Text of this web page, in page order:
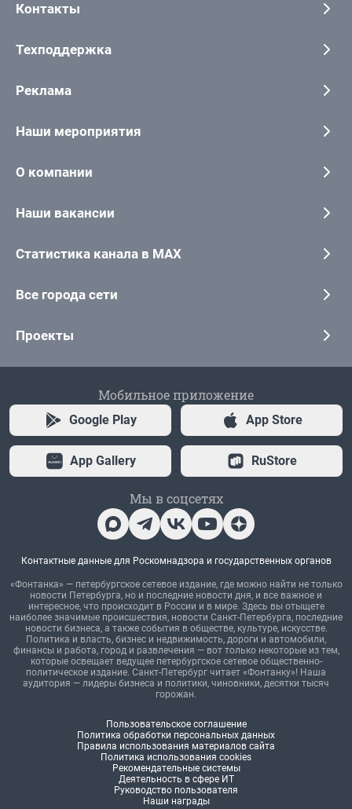
Контакты
Техподдержка
Реклама
Наши мероприятия
О компании
Наши вакансии
Статистика канала в MAX
Все города сети
Проекты
Мобильное приложение
Google Play App Store
App Gallery RuStore
Мы в соцсетях
Контактные данные для Роскомнадзора и государственных органов
«Фонтанка» — петербургское сетевое издание, где можно найти не только
новости Петербурга, но и последние новости дня, и все важное и
интересное, что происходит в России и в мире. Здесь вы отыщете
наиболее значимые происшествия, новости Санкт-Петербурга, последние
новости бизнеса, а также события в обществе, культуре, искусстве.
Политика и власть, бизнес и недвижимость, дороги и автомобили,
финансы и работа, город и развлечения — вот только некоторые из тем,
которые освещает ведущее петербургское сетевое общественно-
политическое издание. Санкт-Петербург читает «Фонтанку»! Наша
аудитория — лидеры бизнеса и политики, чиновники, десятки тысяч
горожан.
Пользовательское соглашение
Политика обработки персональных данных
Правила использования материалов сайта
Политика использования cookies
Рекомендательные системы
Деятельность в сфере ИТ
Руководство пользователя
Наши награды